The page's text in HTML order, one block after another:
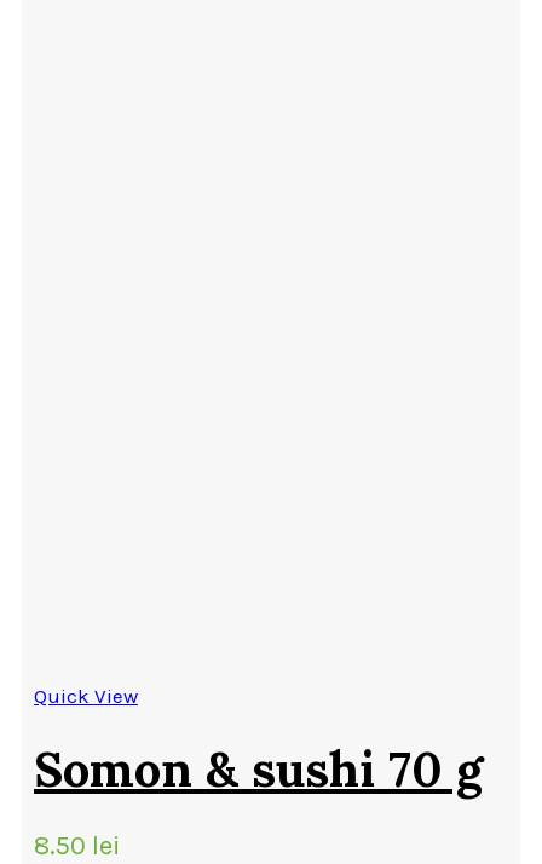
Quick View
Somon & sushi 70 g
8.50 lei